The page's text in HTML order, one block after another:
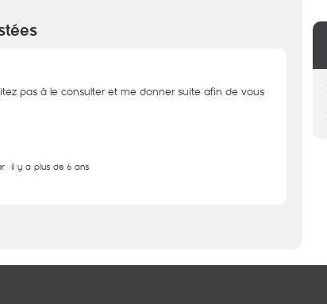
pas à le consulter et me donner suite afin de vous
il y a plus de 6 ans